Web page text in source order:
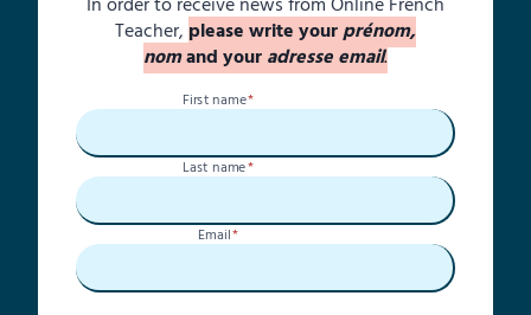
Teacher, please write yourprénom,
nomand youradresse email.
First name*
Last name*
Email*